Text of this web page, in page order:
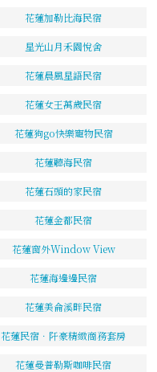
花蓮加勒比海民宿
星光山月禾園悅舍
花蓮晨風星語民宿
花蓮女王萬歲民宿
花蓮狗go快樂寵物民宿
花蓮聽海民宿
花蓮石頭的家民宿
花蓮金都民宿
花蓮窗外Window View
花蓮海邊邊民宿
花蓮美侖溪畔民宿
花蓮民宿．阡豪精緻商務套房
花蓮曼普勒斯咖啡民宿